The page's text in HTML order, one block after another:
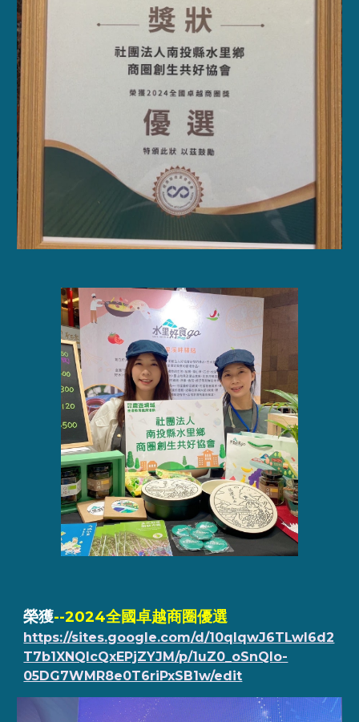
榮獲--2024全國卓越商圈優選
https://sites.google.com/d/10qIqwJ6TLwI6d2
T7b1XNQIcQxEPjZYJM/p/1uZ0_oSnQIo-
05DG7WMR8e0T6riPxSB1w/edit